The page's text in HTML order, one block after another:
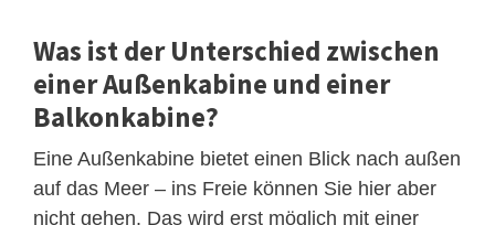
Was ist der Unterschied zwischen
einer Außenkabine und einer
Balkonkabine?
Eine Außenkabine bietet einen Blick nach außen
auf das Meer – ins Freie können Sie hier aber
nicht gehen. Das wird erst möglich mit einer